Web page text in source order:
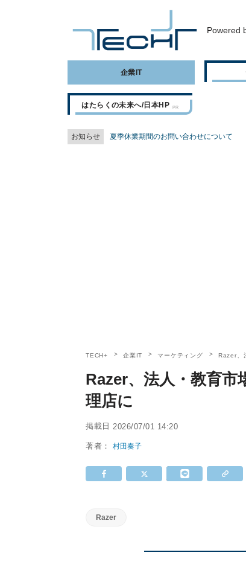
Powered
企業IT
はたらくの未来へ/日本HP
お知らせ 夏季休業期間のお問い合わせについて
TECH+ 企業IT マーケティング Razer、
Razer、法人・教育市
理店に
掲載日 2026/07/01 14:20
著者：村田奏子
Razer